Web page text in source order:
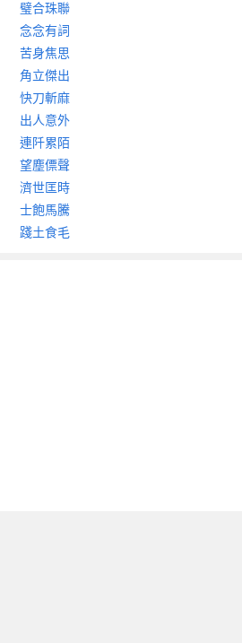
璧合珠聯
念念有詞
苦身焦思
角立傑出
快刀斬麻
出人意外
連阡累陌
望塵僄聲
濟世匡時
士飽馬騰
踐土食毛